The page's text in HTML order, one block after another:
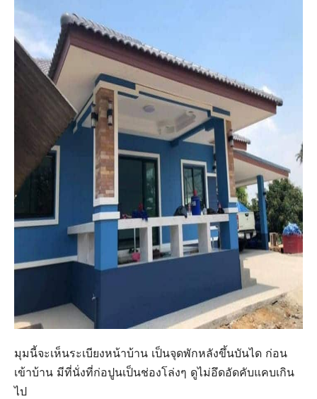
มุมนี้จะเห็นระเบียงหน้าบ้าน เป็นจุดพักหลังขึ้นบันได ก่อน
เข้าบ้าน มีที่นั่งที่ก่อปูนเป็นช่องโล่งๆ ดูไม่อึดอัดคับแคบเกิน
ไป